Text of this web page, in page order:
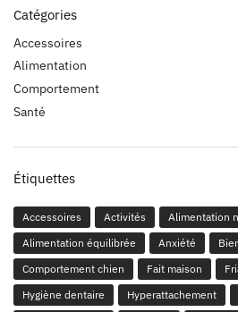
Catégories
Accessoires
Alimentation
Comportement
Santé
Étiquettes
Accessoires Activités
Alimentation
Alimentation équilibrée
Anxiété
Comportement chien
Fait maison
Hygiène dentaire
Hyperattachement